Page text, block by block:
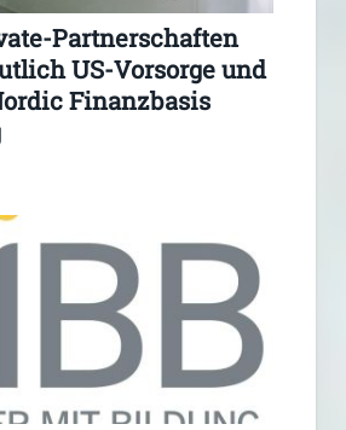
Partnerschaften
US-Vorsorge und
Finanzbasis